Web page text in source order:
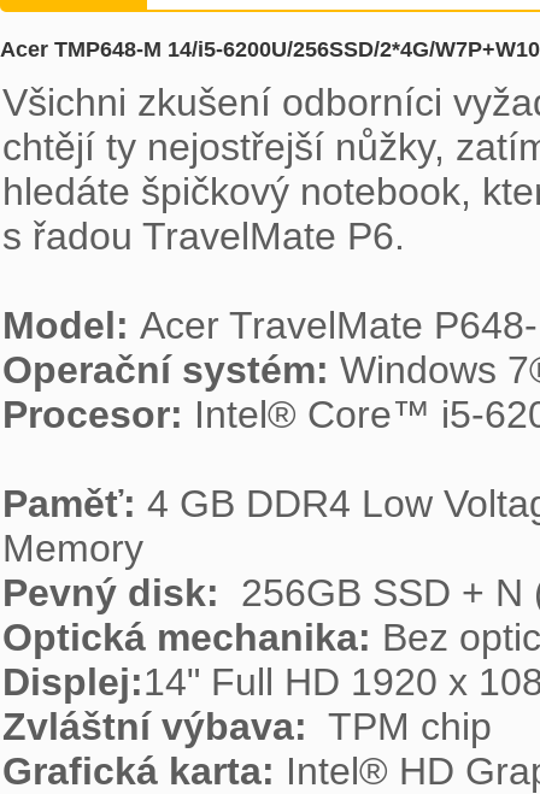
Acer TMP648-M 14/i5-6200U/256SSD/2*4G/
Všichni zkušení odborníci
chtějí ty nejostřejší nůžky,
hledáte špičkový notebook,
s řadou TravelMate P6.
Model:
Operační systém:
Procesor: Intel® Core™ i5-
Paměť: 4 GB DDR4 Low
Pevný disk:
Optická mechanika:
Displej:
Zvláštní výbava:
Grafická karta: Intel® HD